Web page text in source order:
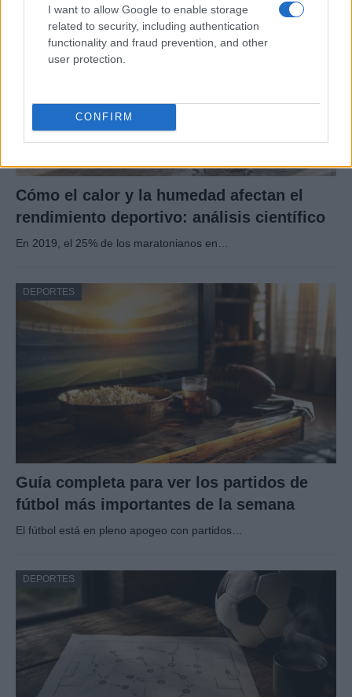
I want to allow Google to enable storage
related to security, including authentication
functionality and fraud prevention, and other
user protection.
CONFIRM
DEPORTES
Cómo el calor y la humedad afectan el
rendimiento deportivo: análisis científico
En 2019, el 25% de los maratonianos en…
DEPORTES
Guía completa para ver los partidos de
fútbol más importantes de la semana
El fútbol está en pleno apogeo con partidos…
DEPORTES